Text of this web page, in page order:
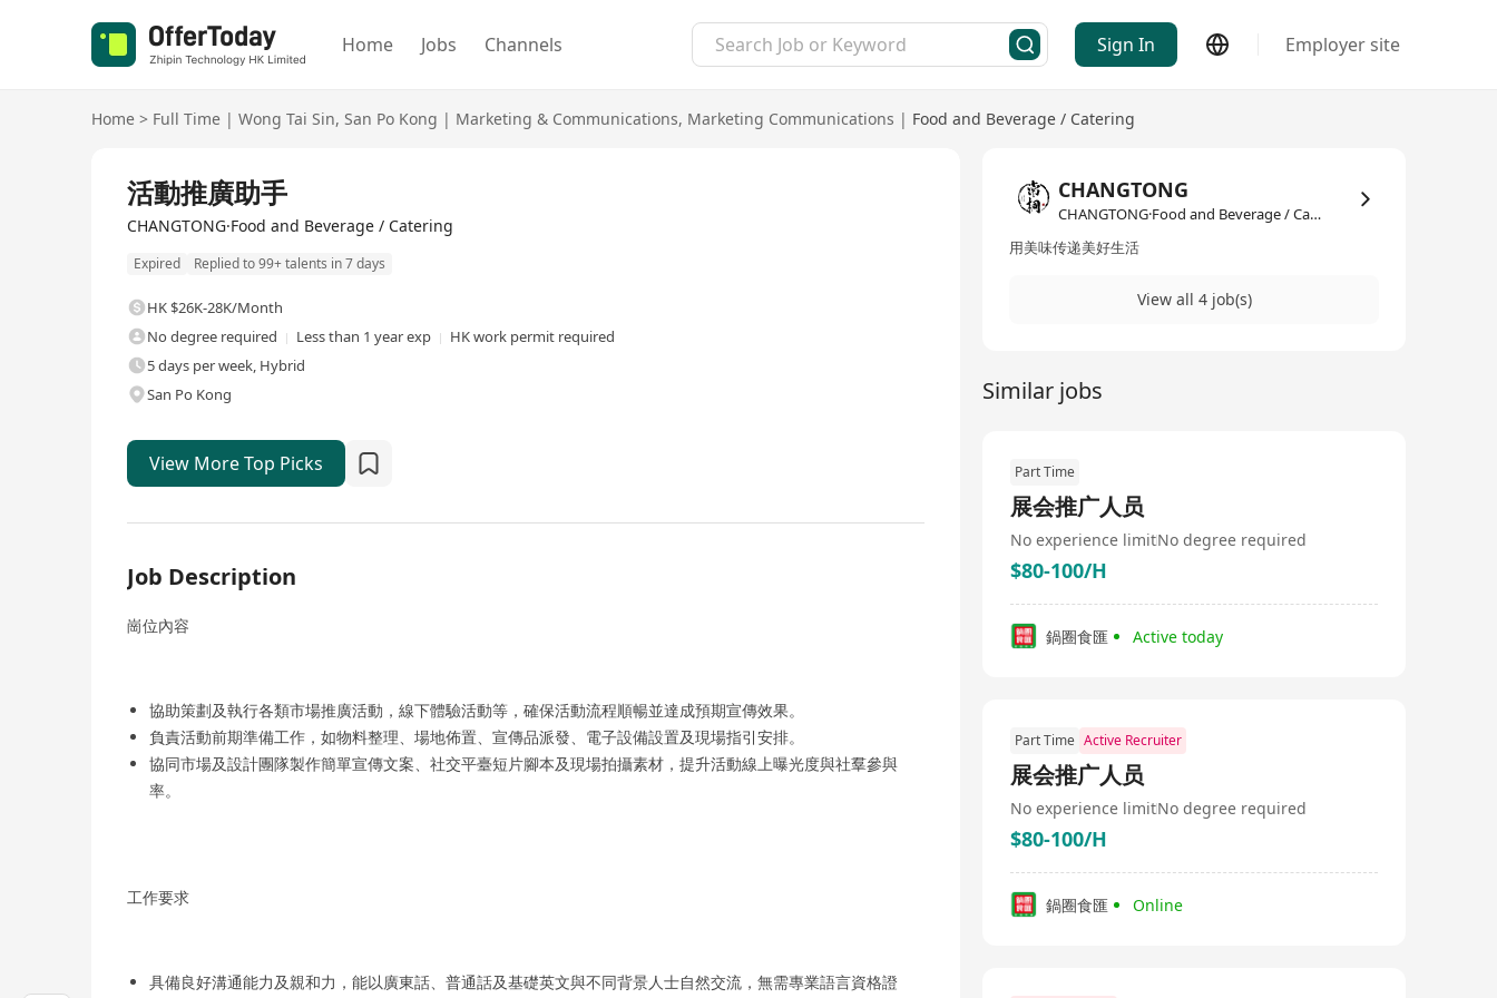
Home Jobs Channels Sign In Employer site
Home > Full Time | Wong Tai Sin, San Po Kong | Marketing & Communications, Marketing Communications | Food and Beverage / Catering
活動推廣助手
CHANGTONG·Food and Beverage / Catering
Expired Replied to 99+ talents in 7 days
HK $26K-28K/Month
No degree required
Less than 1 year exp
HK work permit required
5 days per week, Hybrid
San Po Kong
View More Top Picks
Job Description
崗位內容
協助策劃及執行各類市場推廣活動，線下體驗活動等，確保活動流程順暢並達成預期宣傳效果。
負責活動前期準備工作，如物料整理、場地佈置、宣傳品派發、電子設備設置及現場指引安排。
協同市場及設計團隊製作簡單宣傳文案、社交平臺短片腳本及現場拍攝素材，提升活動線上曝光度與社羣參與
率。
工作要求
具備良好溝通能力及親和力，能以廣東話、普通話及基礎英文與不同背景人士自然交流，無需專業語言資格證
CHANGTONG
CHANGTONG·Food and Beverage / Catering
用美味传递美好生活
View all 4 job(s)
Similar jobs
Part Time
展会推广人员
No experience limitNo degree required
$80-100/H
鍋圈食匯 Active today
Part Time Active Recruiter
展会推广人员
No experience limitNo degree required
$80-100/H
鍋圈食匯 Online